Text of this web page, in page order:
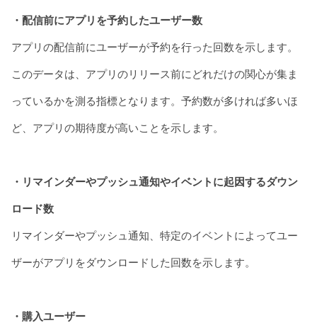
・配信前にアプリを予約したユーザー数
アプリの配信前にユーザーが予約を行った回数を示します。
このデータは、アプリのリリース前にどれだけの関心が集ま
っているかを測る指標となります。予約数が多ければ多いほ
ど、アプリの期待度が高いことを示します。
・リマインダーやプッシュ通知やイベントに起因するダウン
ロード数
リマインダーやプッシュ通知、特定のイベントによってユー
ザーがアプリをダウンロードした回数を示します。
・購入ユーザー